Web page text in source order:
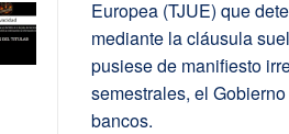
Europea (TJUE) que
mediante la cláusula
pusiese de manifiesto
semestrales, el
bancos.